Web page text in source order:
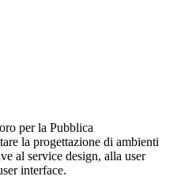
per la Pubblica
la progettazione di ambienti
al service design, alla user
interface.